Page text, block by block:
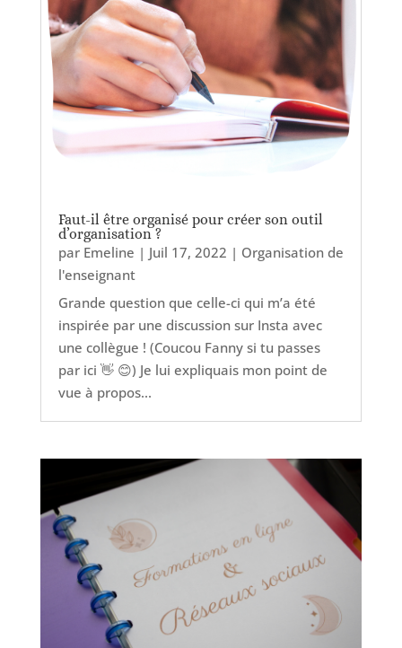
Faut-il être organisé pour créer son outil
d’organisation ?
par Emeline | Juil 17, 2022 | Organisation de
l'enseignant
Grande question que celle-ci qui m’a été
inspirée par une discussion sur Insta avec
une collègue ! (Coucou Fanny si tu passes
par ici 👋 😊) Je lui expliquais mon point de
vue à propos...